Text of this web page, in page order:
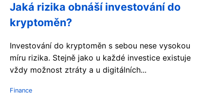
Jaká rizika obnáší investování do
kryptoměn?
Investování do kryptoměn s sebou nese vysokou
míru rizika. Stejně jako u každé investice existuje
vždy možnost ztráty a u digitálních...
Finance